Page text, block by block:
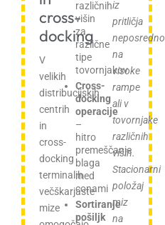
cross-
docking
V
velikih
distribucijskih
centrih
in
cross-
docking
terminalih
večškarjaste
mize
različnih
višin
za
različne
tipe
tovornjakov
Cross-
docking
operacije
–
hitro
premeščanje
blaga
med
conami
Sortiranje
pošiljk
iz
pritličja
neposredno
na
visoke
rampe
ali v
tovornjake
različnih
višin.
Stacionarni
položaj
miz
na